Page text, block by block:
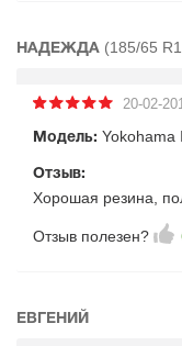
НАДЕЖДА (185/65
20-02-
Модель: Yokohama
Отзыв:
Хорошая резина,
Отзыв полезен?
ЕВГЕНИЙ